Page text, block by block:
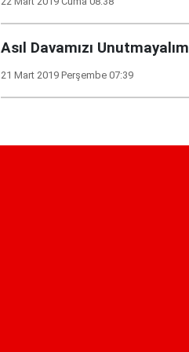
Asıl Davamızı Unutmayalım
21 Mart 2019 Perşembe 07:39